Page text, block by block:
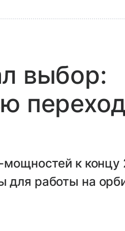
выбор:
к концу
для работы на